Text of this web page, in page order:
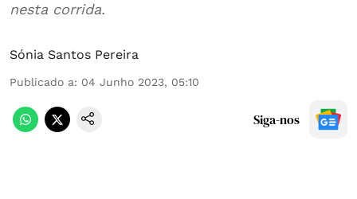
nesta corrida.
Sónia Santos Pereira
Publicado a: 04 Junho 2023, 05:10
Siga-nos